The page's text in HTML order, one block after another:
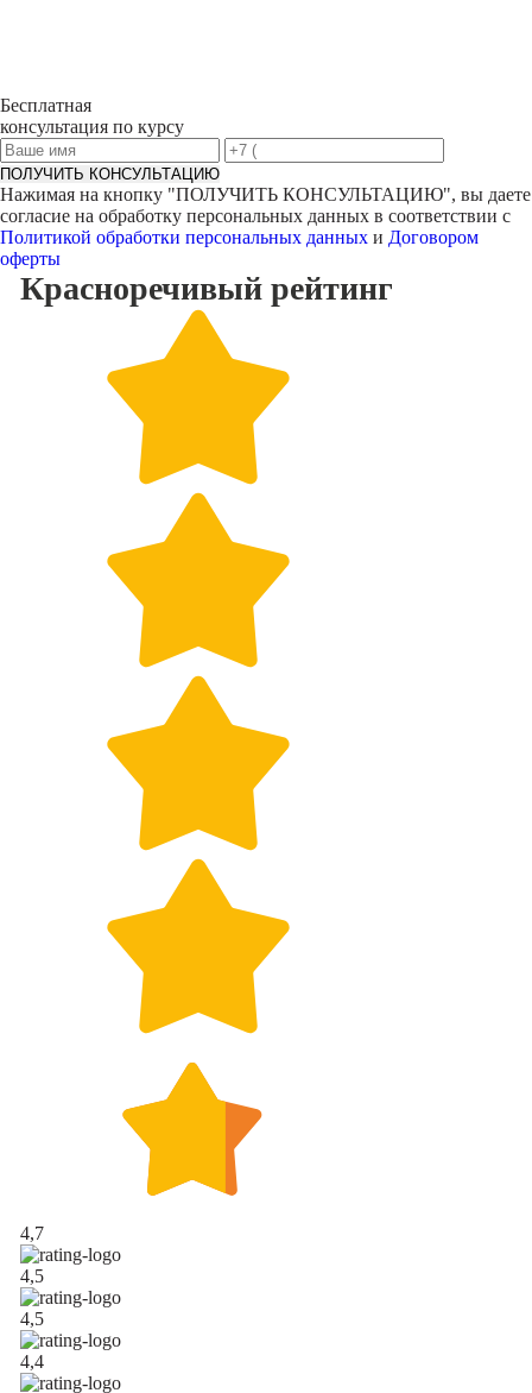
Бесплатная
консультация по курсу
ПОЛУЧИТЬ КОНСУЛЬТАЦИЮ
Нажимая на кнопку "ПОЛУЧИТЬ КОНСУЛЬТАЦИЮ", вы даете
согласие на обработку персональных данных в соответствии с
Политикой обработки персональных данных и Договором
оферты
Красноречивый рейтинг
4,7
4,5
4,5
4,4